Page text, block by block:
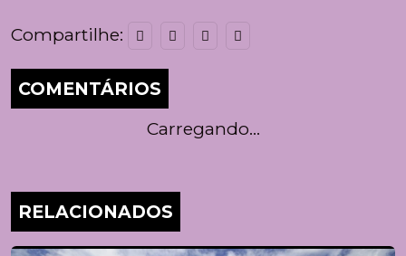
Compartilhe:
COMENTÁRIOS
Carregando...
RELACIONADOS